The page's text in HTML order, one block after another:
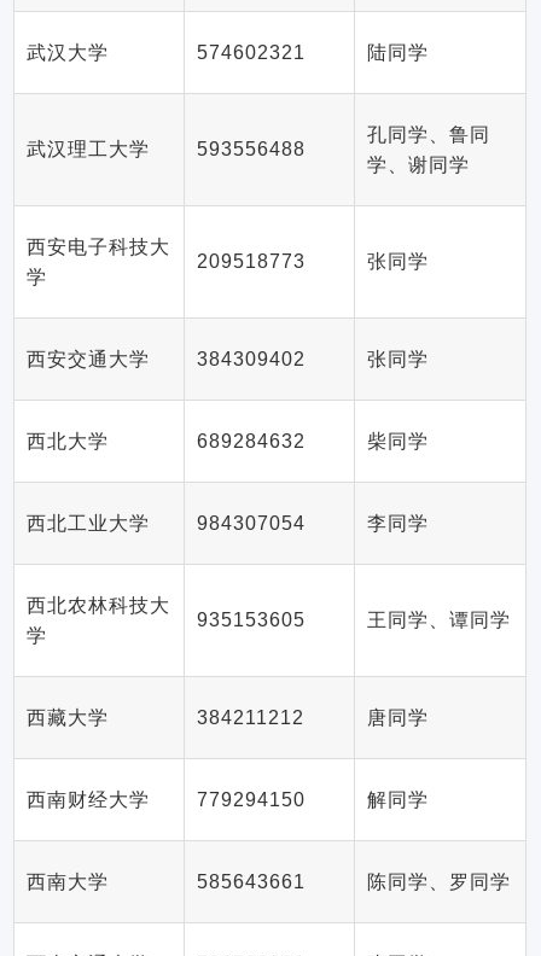
武汉大学 574602321 陆同学
武汉理工大学 593556488
孔同学、鲁同
学、谢同学
西安电子科技大
学
209518773 张同学
西安交通大学 384309402 张同学
西北大学 689284632 柴同学
西北工业大学 984307054 李同学
西北农林科技大
学
935153605 王同学、谭同学
西藏大学 384211212 唐同学
西南财经大学 779294150 解同学
西南大学 585643661 陈同学、罗同学